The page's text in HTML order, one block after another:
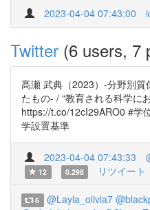
2023-04-04 07:43:00
Twitter (6 users, 7
髙瀬 武典（2023）-分野別質
たもの- / “教育される科学に
https://t.co/12cI29ARO0 #学
学設置基準
2023-04-04 07:43:33
12
0.298 リツイー
6 @Layla_olivia7